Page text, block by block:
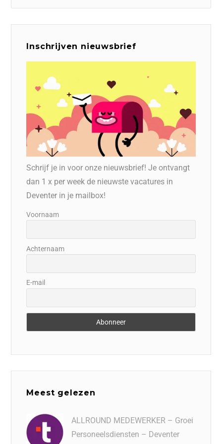
Inschrijven nieuwsbrief
Schrijf je in voor onze nieuwsbrief! Je ontvangt
dan 1 x per week de nieuwste vacatures in
Deventer in je mailbox!
Voornaam
Achternaam
E-mail
Meest gelezen
ALLROUND MEDEWERKER – Groei
Personeelsdiensten – Deventer